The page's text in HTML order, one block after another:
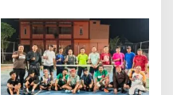
Kerakyatan